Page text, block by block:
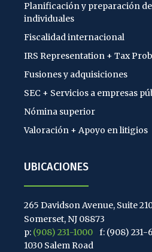
Planificación y preparación
individuales
Fiscalidad internacional
IRS Representation + Tax
Fusiones y adquisiciones
SEC + Servicios a empresas
Nómina superior
Valoración + Apoyo en litigios
UBICACIONES
265 Davidson Avenue, Suite
Somerset, NJ 08873
p: (908) 231-1000
f: (908) 231-
1030 Salem Road